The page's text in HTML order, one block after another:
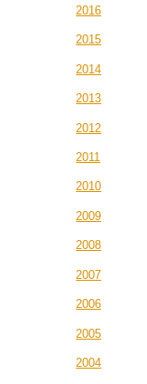
2016
2015
2014
2013
2012
2011
2010
2009
2008
2007
2006
2005
2004